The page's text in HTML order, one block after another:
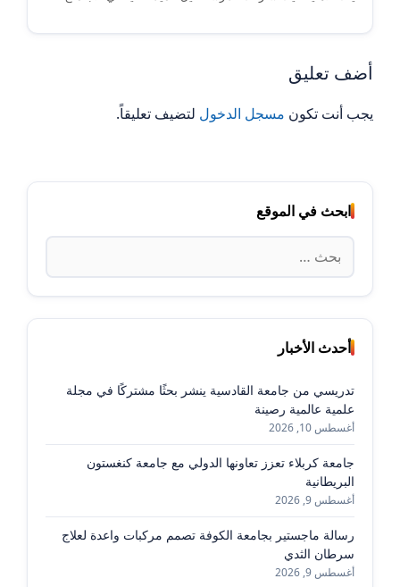
أضف تعليق
يجب أنت تكون مسجل الدخول لتضيف تعليقاً.
ابحث في الموقع
البحث
عن:
أحدث الأخبار
تدريسي من جامعة القادسية ينشر بحثًا مشتركًا في مجلة
علمية عالمية رصينة
أغسطس 10, 2026
جامعة كربلاء تعزز تعاونها الدولي مع جامعة كنغستون
البريطانية
أغسطس 9, 2026
رسالة ماجستير بجامعة الكوفة تصمم مركبات واعدة لعلاج
سرطان الثدي
أغسطس 9, 2026